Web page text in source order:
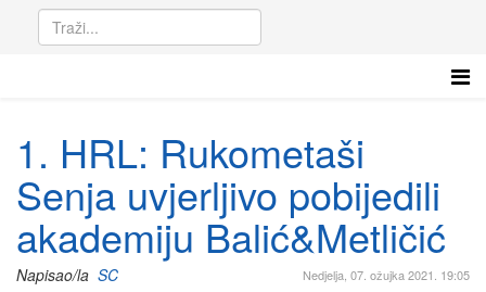
1. HRL: Rukometaši
Senja uvjerljivo pobijedili
akademiju Balić&Metličić
Nedjelja, 07. ožujka 2021. 19:05
Napisao/la SC